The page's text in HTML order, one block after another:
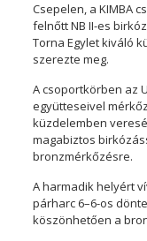
Csepelen, a KIMBA
felnőtt NB II-es
Torna Egylet kiváló
szerezte meg.
A csoportkörben az
együtteseivel
küzdelemben
magabiztos
bronzmérkőzésre.
A harmadik helyért
párharc 6–6-os
köszönhetően a